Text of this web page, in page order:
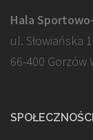
Hala
ul. Słowiańska
66-400 Gorzów
SPOŁECZNOŚCI